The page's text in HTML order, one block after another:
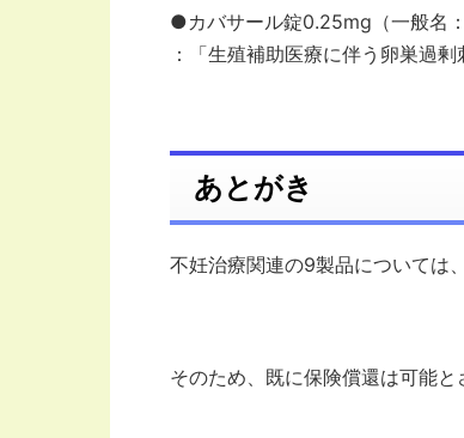
●カバサール錠0.25mg（一般名：
：「生殖補助医療に伴う卵巣過
あとがき
不妊治療関連の9製品については
そのため、既に保険償還は可能